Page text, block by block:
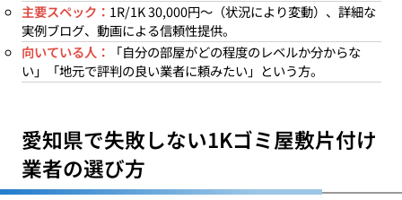
主要スペック： 1R/1K 30,000円〜（状況により変動）、詳細な
実例ブログ、動画による信頼性提供。
向いている人：
「自分の部屋がどの程度のレベルか分からな
い」「地元で評判の良い業者に頼みたい」という方。
愛知県で失敗しない1Kゴミ屋敷片付け
業者の選び方